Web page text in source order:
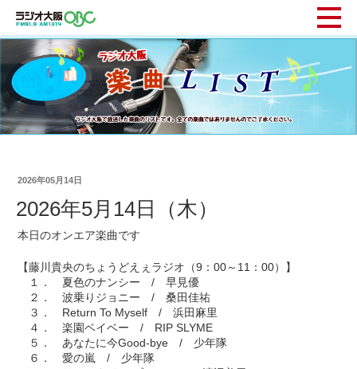
2026年05月14日
2026年5月14日（木）
本日のオンエア楽曲です
【藤川貴央のちょうどえぇラジオ（9：00～11：00）】
１． 夏色のナンシー / 早見優
２． 波乗りジョニー / 桑田佳祐
３． Return To Myself / 浜田麻里
４． 楽園ベイベー / RIP SLYME
５． あなたに今Good-bye / 少年隊
６． 愛の嵐 / 少年隊